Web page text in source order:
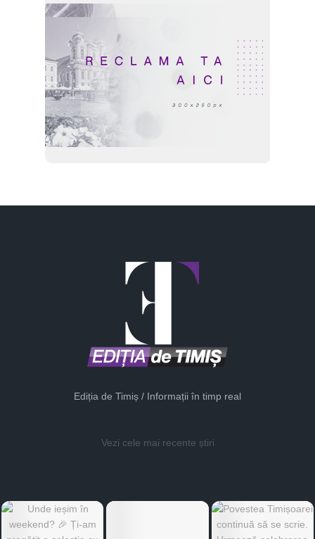
Ediția de Timiș / Informații în timp real
Vezi cele mai recente știri